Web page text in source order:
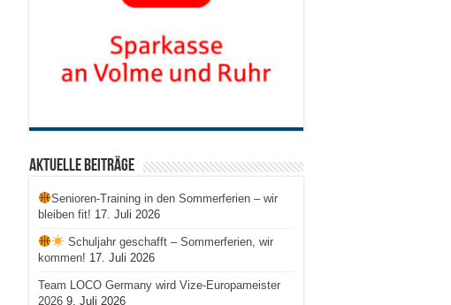
Aktuelle Beiträge
Senioren-Training in den Sommerferien – wir
bleiben fit! 17. Juli 2026
Schuljahr geschafft – Sommerferien, wir
kommen! 17. Juli 2026
Team LOCO Germany wird Vize-Europameister
2026 9. Juli 2026